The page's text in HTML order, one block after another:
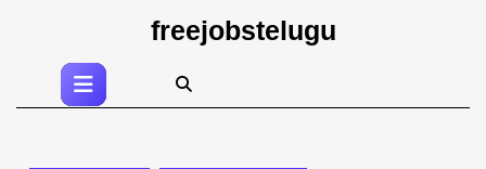
to
freejobstelugu
Open
Button